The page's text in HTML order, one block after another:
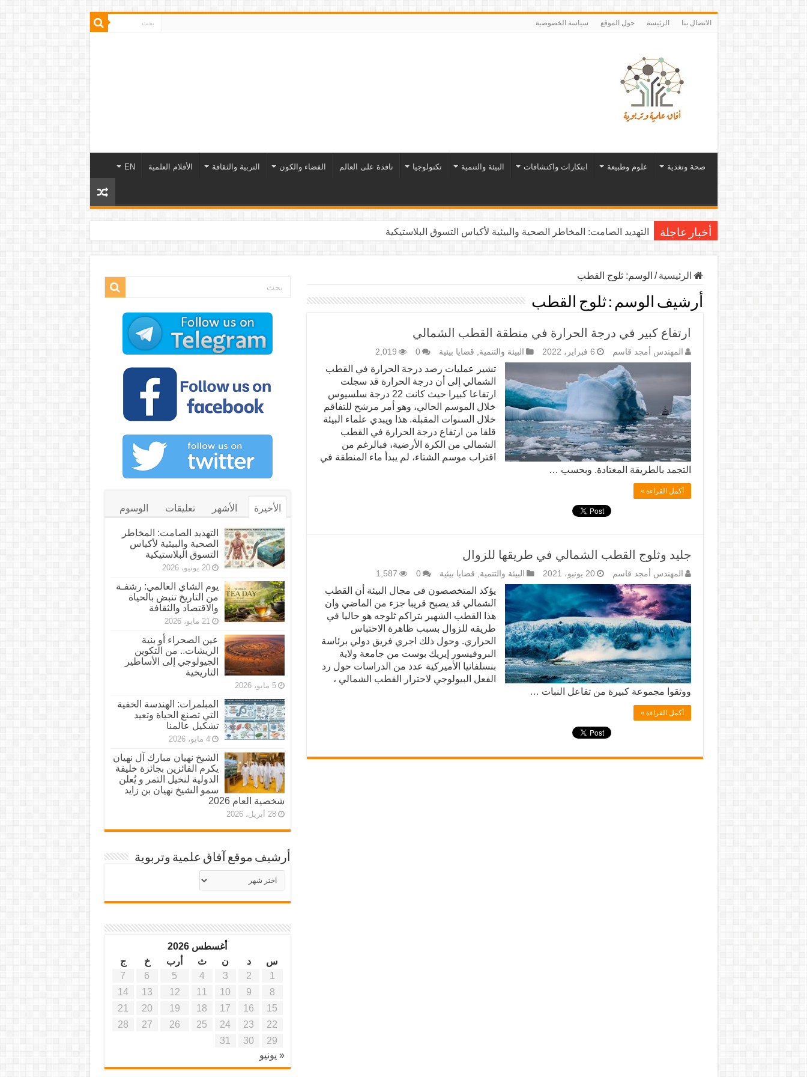
الاتصال بنا الرئيسة حول الموقع سياسة الخصوصية
صحة وتغذية علوم وطبيعة ابتكارات واكتشافات البيئة والتنمية تكنولوجيا نافذة على العالم الفضاء والكون التربية والثقافة الأفلام العلمية EN
أخبار عاجلة التهديد الصامت: المخاطر الصحية والبيئية لأكياس التسوق البلاستيكية
الرئيسية / الوسم:ثلوج القطب
أرشيف الوسم :ثلوج القطب
ارتفاع كبير في درجة الحرارة في منطقة القطب الشمالي
المهندس أمجد قاسم 6 فبراير، 2022 البيئة والتنمية, قضايا بيئية 0
2,019
تشير عمليات رصد درجة الحرارة في القطب
الشمالي إلى أن درجة الحرارة قد سجلت
ارتفاعا كبيرا حيث كانت 22 درجة سلسيوس
خلال الموسم الحالي، وهو أمر مرشح للتفاقم
خلال السنوات المقبلة. هذا ويبدي علماء البيئة
قلقا من ارتفاع درجة الحرارة في القطب
الشمالي من الكرة الأرضية، فبالرغم من
اقتراب موسم الشتاء، لم يبدأ ماء المنطقة في
التجمد بالطريقة المعتادة. وبحسب …
أكمل القراءة »
جليد وثلوج القطب الشمالي في طريقها للزوال
المهندس أمجد قاسم 20 يونيو، 2021 البيئة والتنمية, قضايا بيئية 0
1,587
يؤكد المتخصصون في مجال البيئة أن القطب
الشمالي قد يصبح قريبا جزء من الماضي وان
هذا القطب الشهير بتراكم ثلوجه هو حاليا في
طريقه للزوال بسبب ظاهرة الاحتباس
الحراري. وحول ذلك اجري فريق دولي برئاسة
البروفيسور إيريك بوست من جامعة ولاية
بنسلفانيا الأميركية عدد من الدراسات حول رد
الفعل البيولوجي لاحترار القطب الشمالي ،
ووثقوا مجموعة كبيرة من تفاعل النبات …
أكمل القراءة »
الأخيرة الأشهر تعليقات الوسوم
التهديد الصامت: المخاطر
الصحية والبيئية لأكياس
التسوق البلاستيكية
20 يونيو، 2026
يوم الشاي العالمي: رشفـة
من التاريخ تنبض بالحياة
والاقتصاد والثقافة
21 مايو، 2026
عين الصحراء أو بنية
الريشات.. من التكوين
الجيولوجي إلى الأساطير
التاريخية
5 مايو، 2026
المبلمرات: الهندسة الخفية
التي تصنع الحياة وتعيد
تشكيل عالمنا
4 مايو، 2026
الشيخ نهيان مبارك آل نهيان
يكرم الفائزين بجائزة خليفة
الدولية لنخيل التمر و يُعلن
سمو الشيخ نهيان بن زايد
شخصية العام 2026
28 أبريل، 2026
أرشيف موقع آفاق علمية وتربوية
أرشيف
موقع
أغسطس 2026
س
د ن ث أرب خ
ج
1
2
3
4
5
6
7
8
9
10
11
12
13
14
15
16
17
18
19
20
21
22
23
24
25
26
27
28
29
30
31
« يونيو